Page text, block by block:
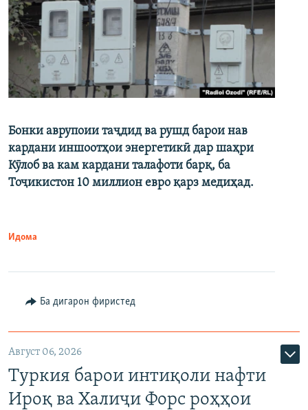
Бонки аврупоии таҷдид ва рушд барои нав
кардани иншоотҳои энергетикӣ дар шаҳри
Кӯлоб ва кам кардани талафоти барқ, ба
Тоҷикистон 10 миллион евро қарз медиҳад.
Идома
Ба дигарон фиристед
Август 06, 2026
Туркия барои интиқоли нафти
Ироқ ва Халиҷи Форс роҳҳои